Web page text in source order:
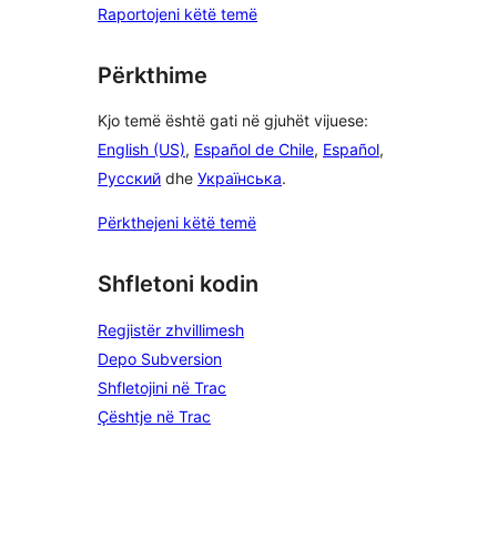
Raportojeni këtë temë
Përkthime
Kjo temë është gati në gjuhët vijuese:
English (US), Español de Chile, Español,
Русский dhe Українська.
Përkthejeni këtë temë
Shfletoni kodin
Regjistër zhvillimesh
Depo Subversion
Shfletojini në Trac
Çështje në Trac